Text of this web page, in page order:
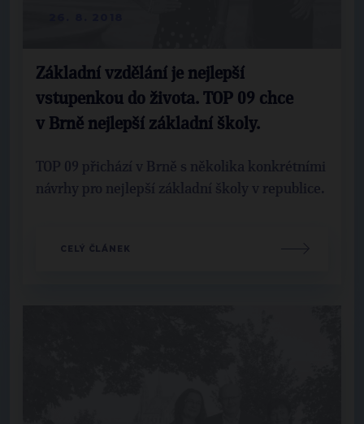
Základní vzdělání je nejlepší
vstupenkou do života. TOP 09 chce
v Brně nejlepší základní školy.
TOP 09 přichází v Brně s několika konkrétními
návrhy pro nejlepší základní školy v republice.
CELÝ ČLÁNEK